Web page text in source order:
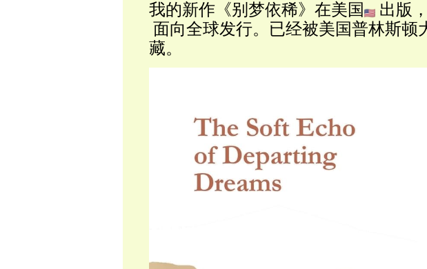
我的新作《别梦依稀》在美国 出版
面向全球发行。已经被美国普林斯顿
藏。